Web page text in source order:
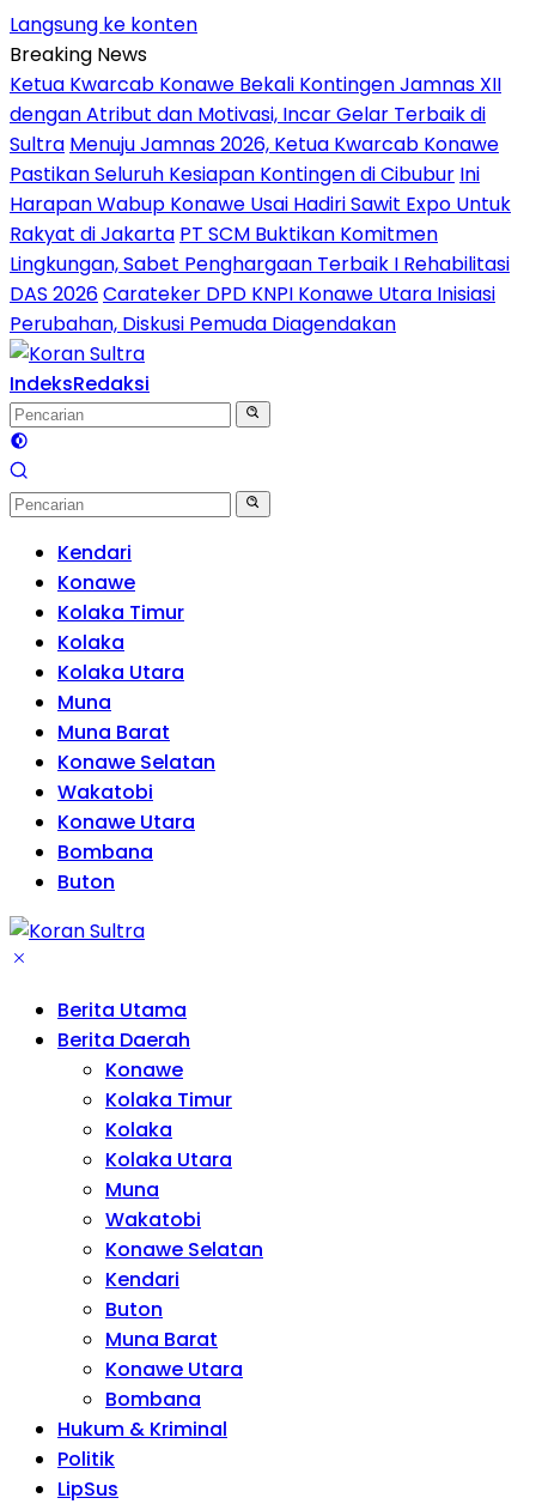
Langsung ke konten
Breaking News
Ketua Kwarcab Konawe Bekali Kontingen Jamnas XII
dengan Atribut dan Motivasi, Incar Gelar Terbaik di
Sultra Menuju Jamnas 2026, Ketua Kwarcab Konawe
Pastikan Seluruh Kesiapan Kontingen di Cibubur Ini
Harapan Wabup Konawe Usai Hadiri Sawit Expo Untuk
Rakyat di Jakarta PT SCM Buktikan Komitmen
Lingkungan, Sabet Penghargaan Terbaik I Rehabilitasi
DAS 2026Carateker DPD KNPI Konawe Utara Inisiasi
Perubahan, Diskusi Pemuda Diagendakan
IndeksRedaksi
Kendari
Konawe
Kolaka Timur
Kolaka
Kolaka Utara
Muna
Muna Barat
Konawe Selatan
Wakatobi
Konawe Utara
Bombana
Buton
Berita Utama
Berita Daerah
Konawe
Kolaka Timur
Kolaka
Kolaka Utara
Muna
Wakatobi
Konawe Selatan
Kendari
Buton
Muna Barat
Konawe Utara
Bombana
Hukum & Kriminal
Politik
LipSus